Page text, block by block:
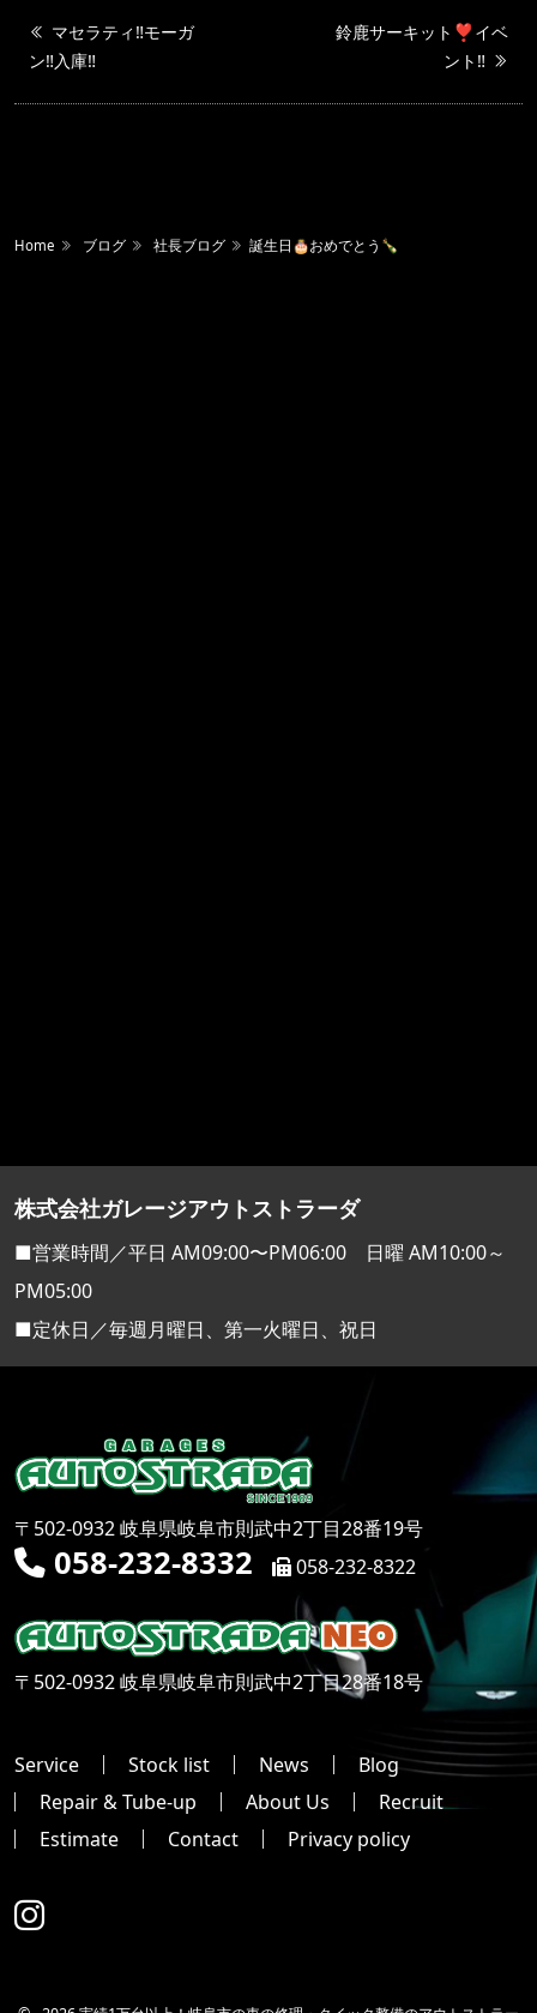
マセラティ‼️モーガ
ン‼️入庫‼️
鈴鹿サーキット❣️イベ
ント‼️
Home ブログ 社長ブログ 誕生日🎂おめでとう🍾
株式会社ガレージアウトストラーダ
■営業時間／平日 AM09:00〜PM06:00 日曜 AM10:00～
PM05:00
■定休日／毎週月曜日、第一火曜日、祝日
〒502-0932 岐阜県岐阜市則武中2丁目28番19号
058-232-8332 058-232-8322
〒502-0932 岐阜県岐阜市則武中2丁目28番18号
Service Stock list News
Blog
Repair & Tube-up
About Us
Recruit
Estimate
Contact Privacy policy